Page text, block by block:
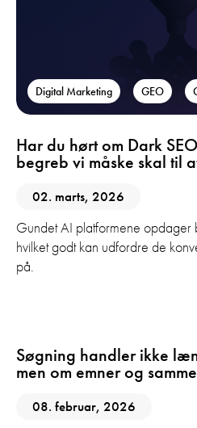
Digital Marketing GEO
Har du hørt om Dark
begreb vi måske skal til
02. marts, 2026
Gundet AI platformene opdager
hvilket godt kan udfordre de
på.
Søgning handler ikke
men om emner og
08. februar, 2026